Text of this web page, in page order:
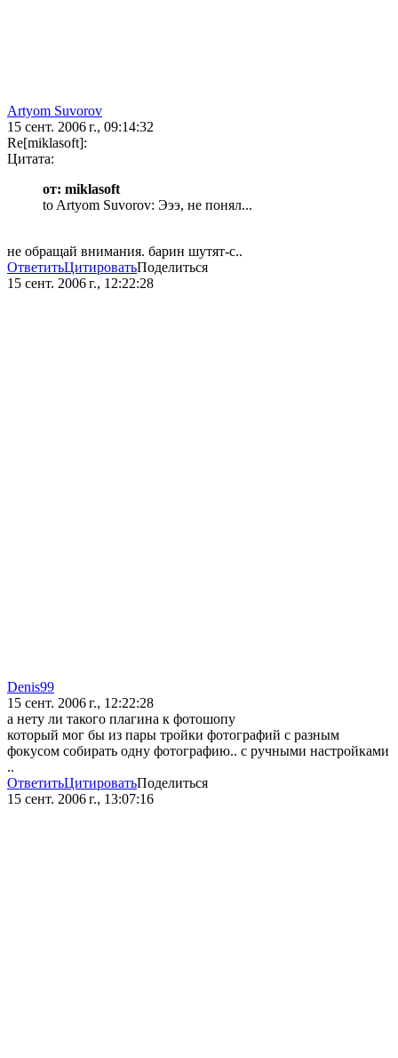
Artyom Suvorov
15 сент. 2006 г., 09:14:32
Re[miklasoft]:
Цитата:
от: miklasoft
to Artyom Suvorov: Эээ, не понял...
не обращай внимания. барин шутят-с..
ОтветитьЦитироватьПоделиться
15 сент. 2006 г., 12:22:28
Denis99
15 сент. 2006 г., 12:22:28
а нету ли такого плагина к фотошопу
который мог бы из пары тройки фотографий с разным
фокусом собирать одну фотографию.. с ручными настройками
..
ОтветитьЦитироватьПоделиться
15 сент. 2006 г., 13:07:16